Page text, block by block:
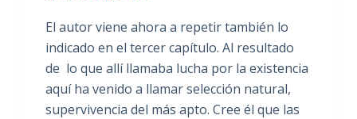
El autor viene ahora a repetir también lo
indicado en el tercer capítulo. Al resultado
de lo que allí llamaba lucha por la existencia
aquí ha venido a llamar selección natural,
supervivencia del más apto. Cree él que las